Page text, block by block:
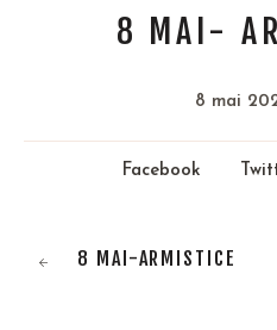
8 MAI-
8 mai
Facebook
8 MAI-ARMISTICE